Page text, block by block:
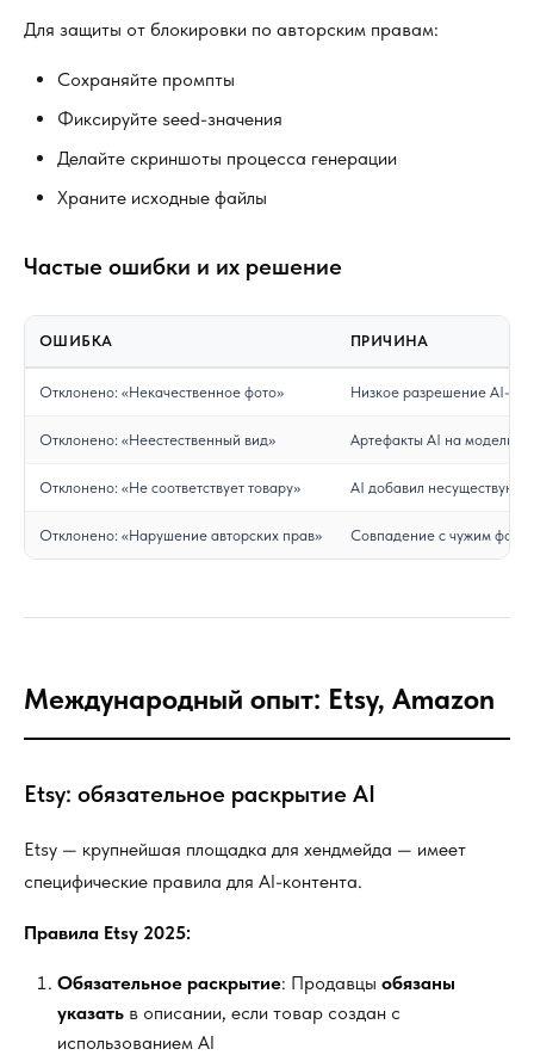
Для защиты от блокировки по авторским правам:
Сохраняйте промпты
Фиксируйте seed-значения
Делайте скриншоты процесса генерации
Храните исходные файлы
Частые ошибки и их решение
ОШИБКА ПРИЧИНА
Отклонено: «Некачественное фото» Низкое разрешение AI-
Отклонено: «Неестественный вид» Артефакты AI на модели
Отклонено: «Не соответствует товару» AI добавил
Отклонено: «Нарушение авторских прав» Совпадение с чужим фото
Международный опыт: Etsy, Amazon
Etsy: обязательное раскрытие AI
Etsy — крупнейшая площадка для хендмейда — имеет
специфические правила для AI-контента.
Правила Etsy 2025:
Обязательное раскрытие: Продавцы обязаны
указать в описании, если товар создан с
использованием AI